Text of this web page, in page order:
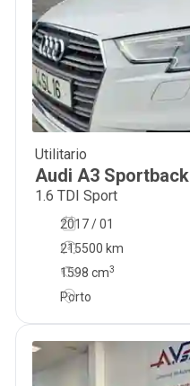
Utilitario
Audi A3 Sportback
1.6 TDI Sport
2017 / 01
215500 km
1598 cm3
Porto